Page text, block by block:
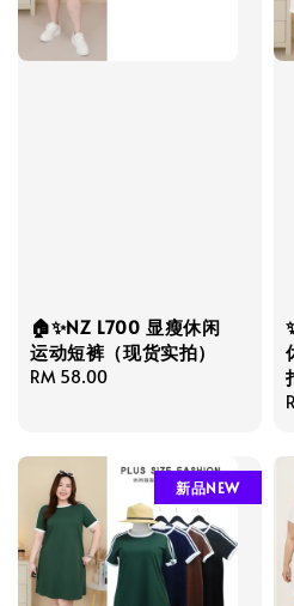
🏠✨NZ L700 显瘦休闲
运动短裤（现货实拍）
Regular
RM 58.00
新品NEW